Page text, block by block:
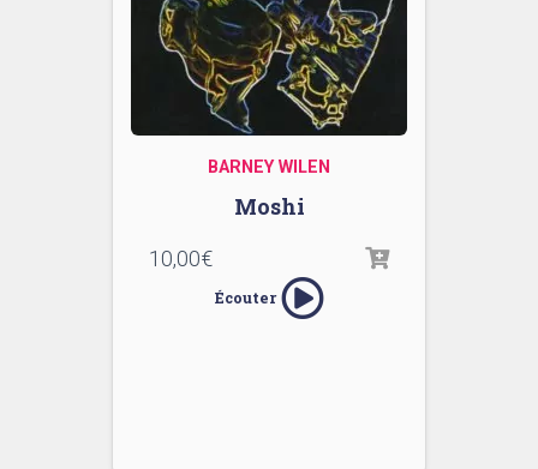
BARNEY WILEN
Moshi
10,00€
Écouter